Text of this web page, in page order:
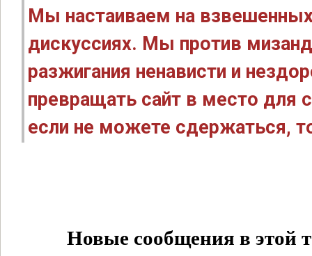
Мы настаиваем на
дискуссиях. Мы против
разжигания ненависти и
превращать сайт в место для
если не можете сдержаться,
Новые сообщения в этой